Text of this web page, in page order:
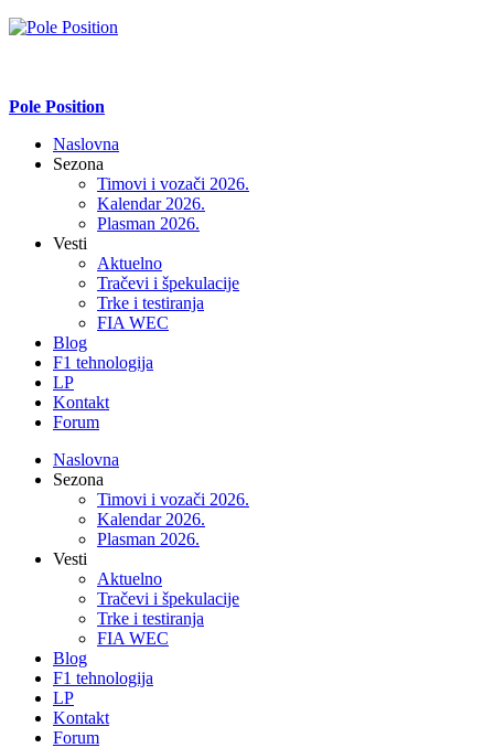
Pole Position
Naslovna
Sezona
Timovi i vozači 2026.
Kalendar 2026.
Plasman 2026.
Vesti
Aktuelno
Tračevi i špekulacije
Trke i testiranja
FIA WEC
Blog
F1 tehnologija
LP
Kontakt
Forum
Naslovna
Sezona
Timovi i vozači 2026.
Kalendar 2026.
Plasman 2026.
Vesti
Aktuelno
Tračevi i špekulacije
Trke i testiranja
FIA WEC
Blog
F1 tehnologija
LP
Kontakt
Forum